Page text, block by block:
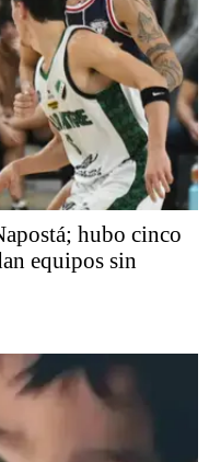
hubo cinco
equipos sin